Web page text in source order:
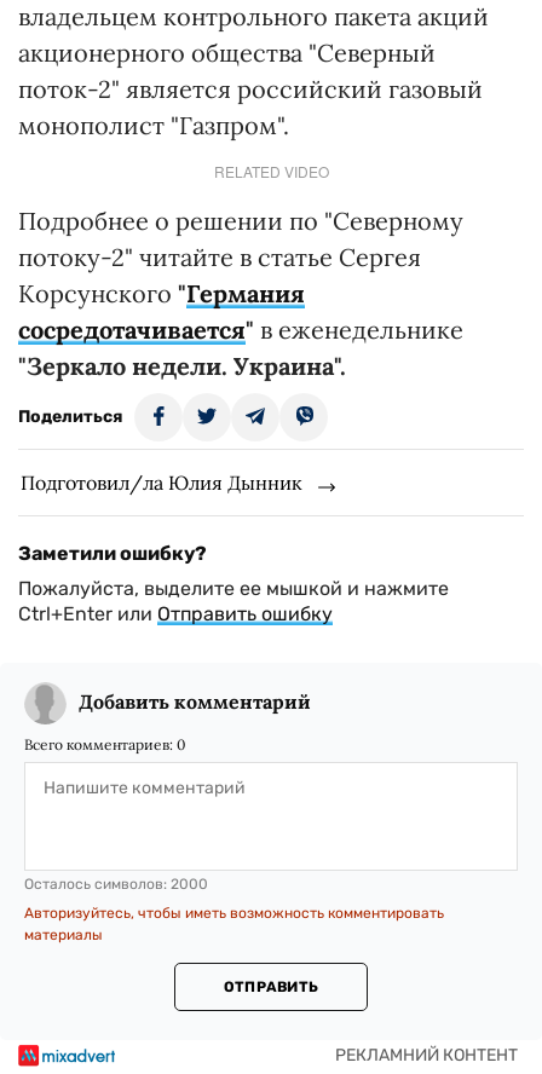
владельцем контрольного пакета акций
акционерного общества "Северный
поток-2" является российский газовый
монополист "Газпром".
RELATED VIDEO
Подробнее о решении по "Северному
потоку-2" читайте в статье Сергея
Корсунского "Германия
сосредотачивается" в еженедельнике
"Зеркало недели. Украина".
Поделиться
Подготовил/ла Юлия Дынник
Заметили ошибку?
Пожалуйста, выделите ее мышкой и нажмите
Ctrl+Enter или Отправить ошибку
Добавить комментарий
Всего комментариев: 0
Осталось символов: 2000
Авторизуйтесь, чтобы иметь возможность комментировать
материалы
ОТПРАВИТЬ